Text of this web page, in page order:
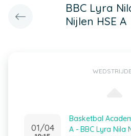
BBC Lyra
Nijlen HSE A
01/04
Basketbal
A - BBC Lyra Nila